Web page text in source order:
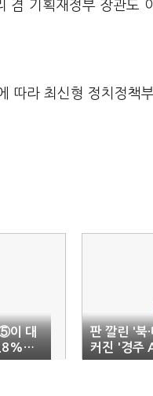
겸 기획재정부 장관도
따라 최신형 정치정책
이 대
판 깔린 '북
커진 '경주